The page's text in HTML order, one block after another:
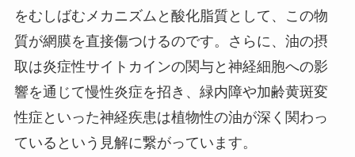
をむしばむメカニズムと酸化脂質として、この物
質が網膜を直接傷つけるのです。さらに、油の摂
取は炎症性サイトカインの関与と神経細胞への影
響を通じて慢性炎症を招き、緑内障や加齢黄斑変
性症といった神経疾患は植物性の油が深く関わっ
ているという見解に繋がっています。